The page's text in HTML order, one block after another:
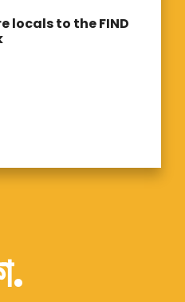
locals to the FIND